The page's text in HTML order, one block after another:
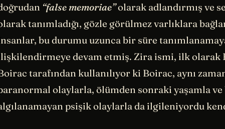
“false memoriae”olarak adlandırmış ve
tanımladığı, gözle görülmez varlıklara
bu durumu uzunca bir süre
devam etmiş. Zira ismi, ilk olarak
tarafından kullanılıyor ki Boirac, aynı
olaylarla, ölümden sonraki yaşamla ve
psişik olaylarla da ilgileniyordu